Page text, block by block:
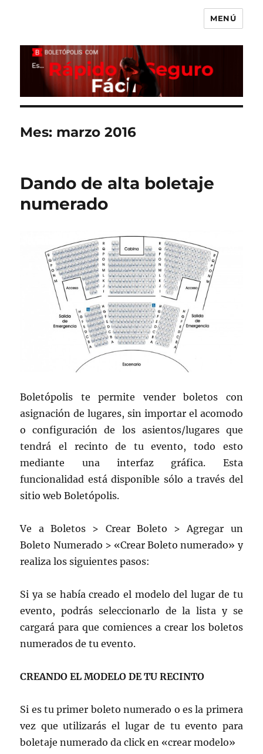
MENÚ
Mes: marzo 2016
Dando de alta boletaje
numerado
Boletópolis te permite vender boletos con
asignación de lugares, sin importar el acomodo
o configuración de los asientos/lugares que
tendrá el recinto de tu evento, todo esto
mediante una interfaz gráfica. Esta
funcionalidad está disponible sólo a través del
sitio web Boletópolis.
Ve a Boletos > Crear Boleto > Agregar un
Boleto Numerado > «Crear Boleto numerado» y
realiza los siguientes pasos:
Si ya se había creado el modelo del lugar de tu
evento, podrás seleccionarlo de la lista y se
cargará para que comiences a crear los boletos
numerados de tu evento.
CREANDO EL MODELO DE TU RECINTO
Si es tu primer boleto numerado o es la primera
vez que utilizarás el lugar de tu evento para
boletaje numerado da click en «crear modelo»